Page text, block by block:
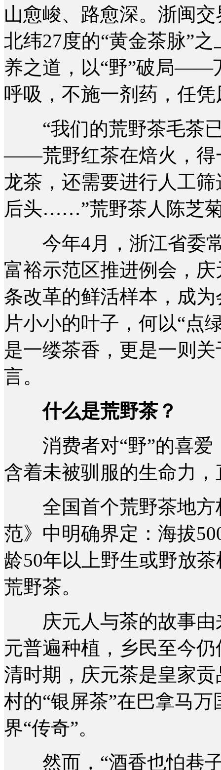
山愈峻、路愈深。浙闽
北纬27度的“黄金茶脉”
养之道，以“野”破局——
呼吸，不施一剂药，任
“我们的荒野茶毛茶已
——荒野红茶在焙火，得
龙茶，还需要进行人工
后头……”荒野茶人陈芝
今年4月，浙江省委常
富裕示范区推进例会，
条改革的鲜活样本，成
片小小的叶子，何以“点
是一缕茶香，更是一则
言。
什么是荒野茶？
消费者对“野”的喜爱
含着未被驯服的生命力
全国首个荒野茶地方
范》中明确界定：海拔
龄50年以上野生或野放
荒野茶。
庆元人与茶的故事由
元普遍种植，乡民至今
清时期，庆元茶是皇家
村的“银屏茶”在巴拿马
界“传奇”。
然而，“酒香也怕巷子